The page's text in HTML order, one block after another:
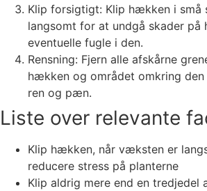
Klip forsigtigt: Klip hækken i små
langsomt for at undgå skader på
eventuelle fugle i den.
Rensning: Fjern alle afskårne
hækken og området omkring
ren og pæn.
Liste over relevante
Klip hækken, når væksten er
reducere stress på planterne
Klip aldrig mere end en tredjedel